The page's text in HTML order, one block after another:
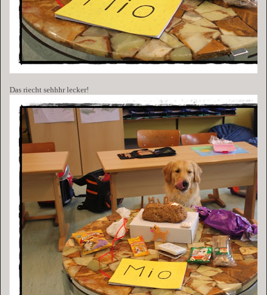
Das riecht sehhhr lecker!